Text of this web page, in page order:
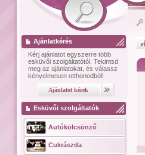
Ajánlatkérés
Kérj ajánlatot egyszerre több
esküvői szolgáltatótól. Tekintsd
meg az ajánlatokat, és válassz
kényelmesen otthonodból!
Esküvői szolgáltatók
Autókölcsönző
Cukrászda